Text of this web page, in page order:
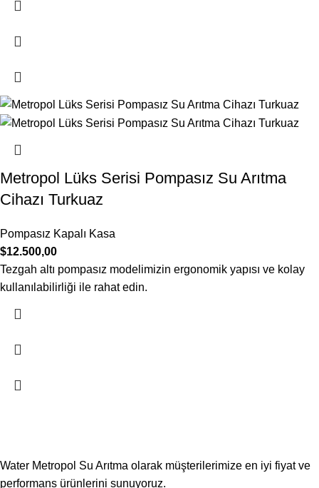
Metropol Lüks Serisi Pompasız Su Arıtma
Cihazı Turkuaz
Pompasız Kapalı Kasa
$12.500,00
Tezgah altı pompasız modelimizin ergonomik yapısı ve kolay
kullanılabilirliği ile rahat edin.
Water Metropol Su Arıtma olarak müşterilerimize en iyi fiyat ve
performans ürünlerini sunuyoruz.